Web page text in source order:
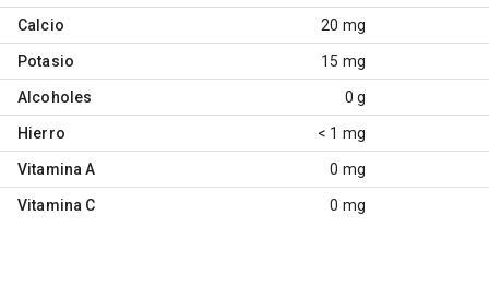
Calcio 20 mg
Potasio 15 mg
Alcoholes 0 g
Hierro < 1 mg
Vitamina A 0 mg
Vitamina C 0 mg